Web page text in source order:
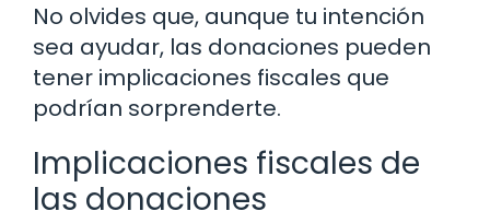
No olvides que, aunque tu intención
sea ayudar, las donaciones pueden
tener implicaciones fiscales que
podrían sorprenderte.
Implicaciones fiscales de
las donaciones